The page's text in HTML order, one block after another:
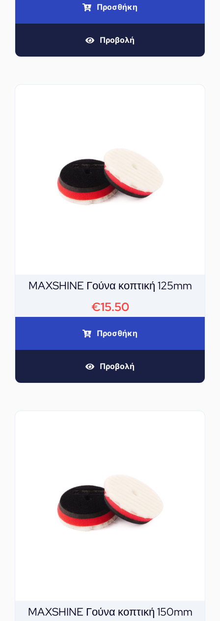
Προσθήκη
Προβολή
MAXSHINE Γούνα κοπτική 125mm
€15.50
Προσθήκη
Προβολή
MAXSHINE Γούνα κοπτική 150mm